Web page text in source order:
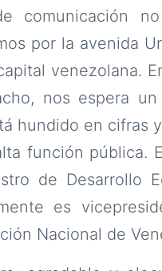
comunicación
por la avenida
venezolana.
nos espera
hundido en cifras
función pública.
de Desarrollo
es
Nacional de